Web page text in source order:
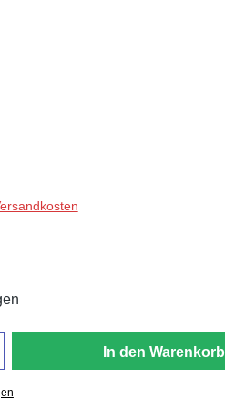
von 4.4 von 5 Sternen
In den Warenkorb